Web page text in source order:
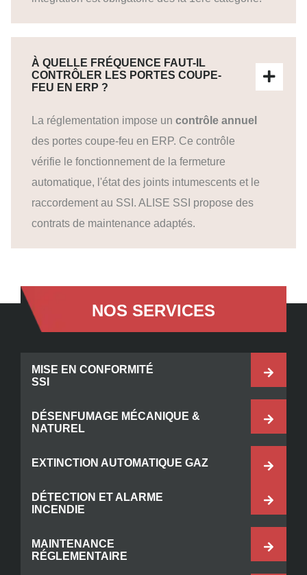
À QUELLE FRÉQUENCE FAUT-IL
CONTRÔLER LES PORTES COUPE-
FEU EN ERP ?
La réglementation impose un contrôle annuel
des portes coupe-feu en ERP. Ce contrôle
vérifie le fonctionnement de la fermeture
automatique, l'état des joints intumescents et le
raccordement au SSI. ALISE SSI propose des
contrats de maintenance adaptés.
NOS SERVICES
MISE EN CONFORMITÉ
SSI
DÉSENFUMAGE MÉCANIQUE &
NATUREL
EXTINCTION AUTOMATIQUE GAZ
DÉTECTION ET ALARME
INCENDIE
MAINTENANCE
RÉGLEMENTAIRE